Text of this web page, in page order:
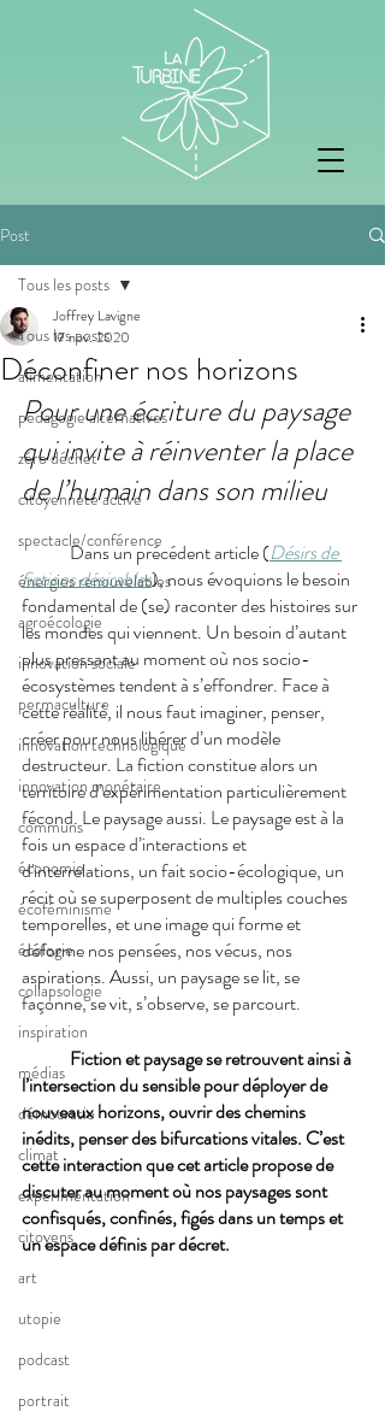
Post
Tous les posts
alimentation
pedagogie alternatives
zéro déchet
citoyenneté active
spectacle/conférence
énergies renouvelables
agroécologie
innovation sociale
permaculture
innovation technologique
innovation monétaire
communs
économie
écoféminisme
écologie
collapsologie
inspiration
médias
démocratie
climat
expérimentation
citoyens
art
utopie
podcast
portrait
Tous les posts
Déconfiner nos horizons
Joffrey Lavigne
17 nov. 2020
Pour une écriture du paysage
qui invite à réinventer la place
de l’humain dans son milieu
Dans un précédent article (Désirs de
fictions désirables), nous évoquions le besoin
fondamental de (se) raconter des histoires sur
les mondes qui viennent. Un besoin d’autant
plus pressant au moment où nos socio-
écosystèmes tendent à s’effondrer. Face à
cette réalité, il nous faut imaginer, penser,
créer pour nous libérer d’un modèle
destructeur. La fiction constitue alors un
territoire d’expérimentation particulièrement
fécond. Le paysage aussi. Le paysage est à la
fois un espace d’interactions et
d'interrelations, un fait socio-écologique, un
récit où se superposent de multiples couches
temporelles, et une image qui forme et
déforme nos pensées, nos vécus, nos
aspirations. Aussi, un paysage se lit, se
façonne, se vit, s’observe, se parcourt.
Fiction et paysage se retrouvent ainsi à
l’intersection du sensible pour déployer de
nouveaux horizons, ouvrir des chemins
inédits, penser des bifurcations vitales. C’est
cette interaction que cet article propose de
discuter au moment où nos paysages sont
confisqués, confinés, figés dans un temps et
un espace définis par décret.